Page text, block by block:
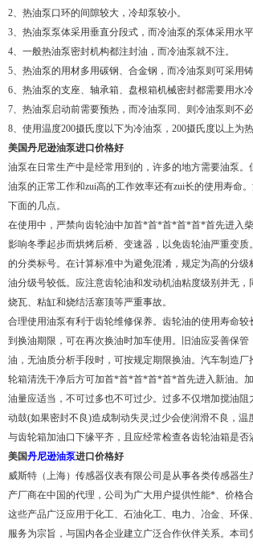
2、热油泵口环的间隙较大，冷却泵较小。
3、热油泵泵体采用垂直分段式，而冷油泵的泵体采用水
4、一般热油泵密封机构都注封油，而冷油泵就不注。
5、热油泵的用材多用碳钢、合金钢，而冷油泵则可采用铸
6、热油泵的支座、轴承箱、盘根箱机械密封都需要用水
7、热油泵启动前需要预热，而冷油泵同、则冷油泵则不必
8、使用温度200摄氏度以下为冷油泵，200摄氏度以上为热
美国丹尼逊油泵进口价格好
油泵在日常生产中是经常用到的，许多的地方需要油泵
油泵的正常工作和zui高的工作效率还有zui长的使用寿命。
下面的几点。
在使用中，严禁向齿轮油中加首*首*首*首*首*首先进入
影响冬季起步而烘烤后桥、变速器，以免齿轮油严重变质
的分类标号。在计算标准中为避免混淆，规定为高的分
油分级号较低。应注意齿轮油和发动机油粘度级别并无
烧瓦、粘缸和烧结活塞顶等严重事故。
合理使用油泵有利于齿轮维修保养。齿轮油的使用寿命
到换油期限，可在再次换油时加车使用。旧油应妥善保管
油，无油质分析手段时，可按规定期限换油。汽车制造
轮箱清洗干净后方可加首*首*首*首*首*首先进入新油。
油量应适当，不可过多也不可过少。过多不仅增加搅油
动鼓(如果密封不良)造成制动失灵;过少会使润滑不良，
与齿轮箱加油口下缘平齐，且应经常检查各齿轮油箱是否
美国丹尼逊油泵进口价格好
威斯特（上海）传感器仪表有限公司是从事各类传感器
产厂商在中国的代理，公司为广大用户提供性能*、价格
这些产品广泛应用于化工、石油化工、电力、冶金、环
服务为宗旨，与国内各企业建立广泛合作伙伴关系。本